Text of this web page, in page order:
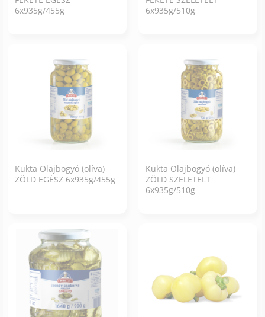
6x935g/455g
6x935g/510g
Kukta Olajbogyó (olíva)
ZÖLD EGÉSZ 6x935g/455g
Kukta Olajbogyó (olíva)
ZÖLD SZELETELT
6x935g/510g